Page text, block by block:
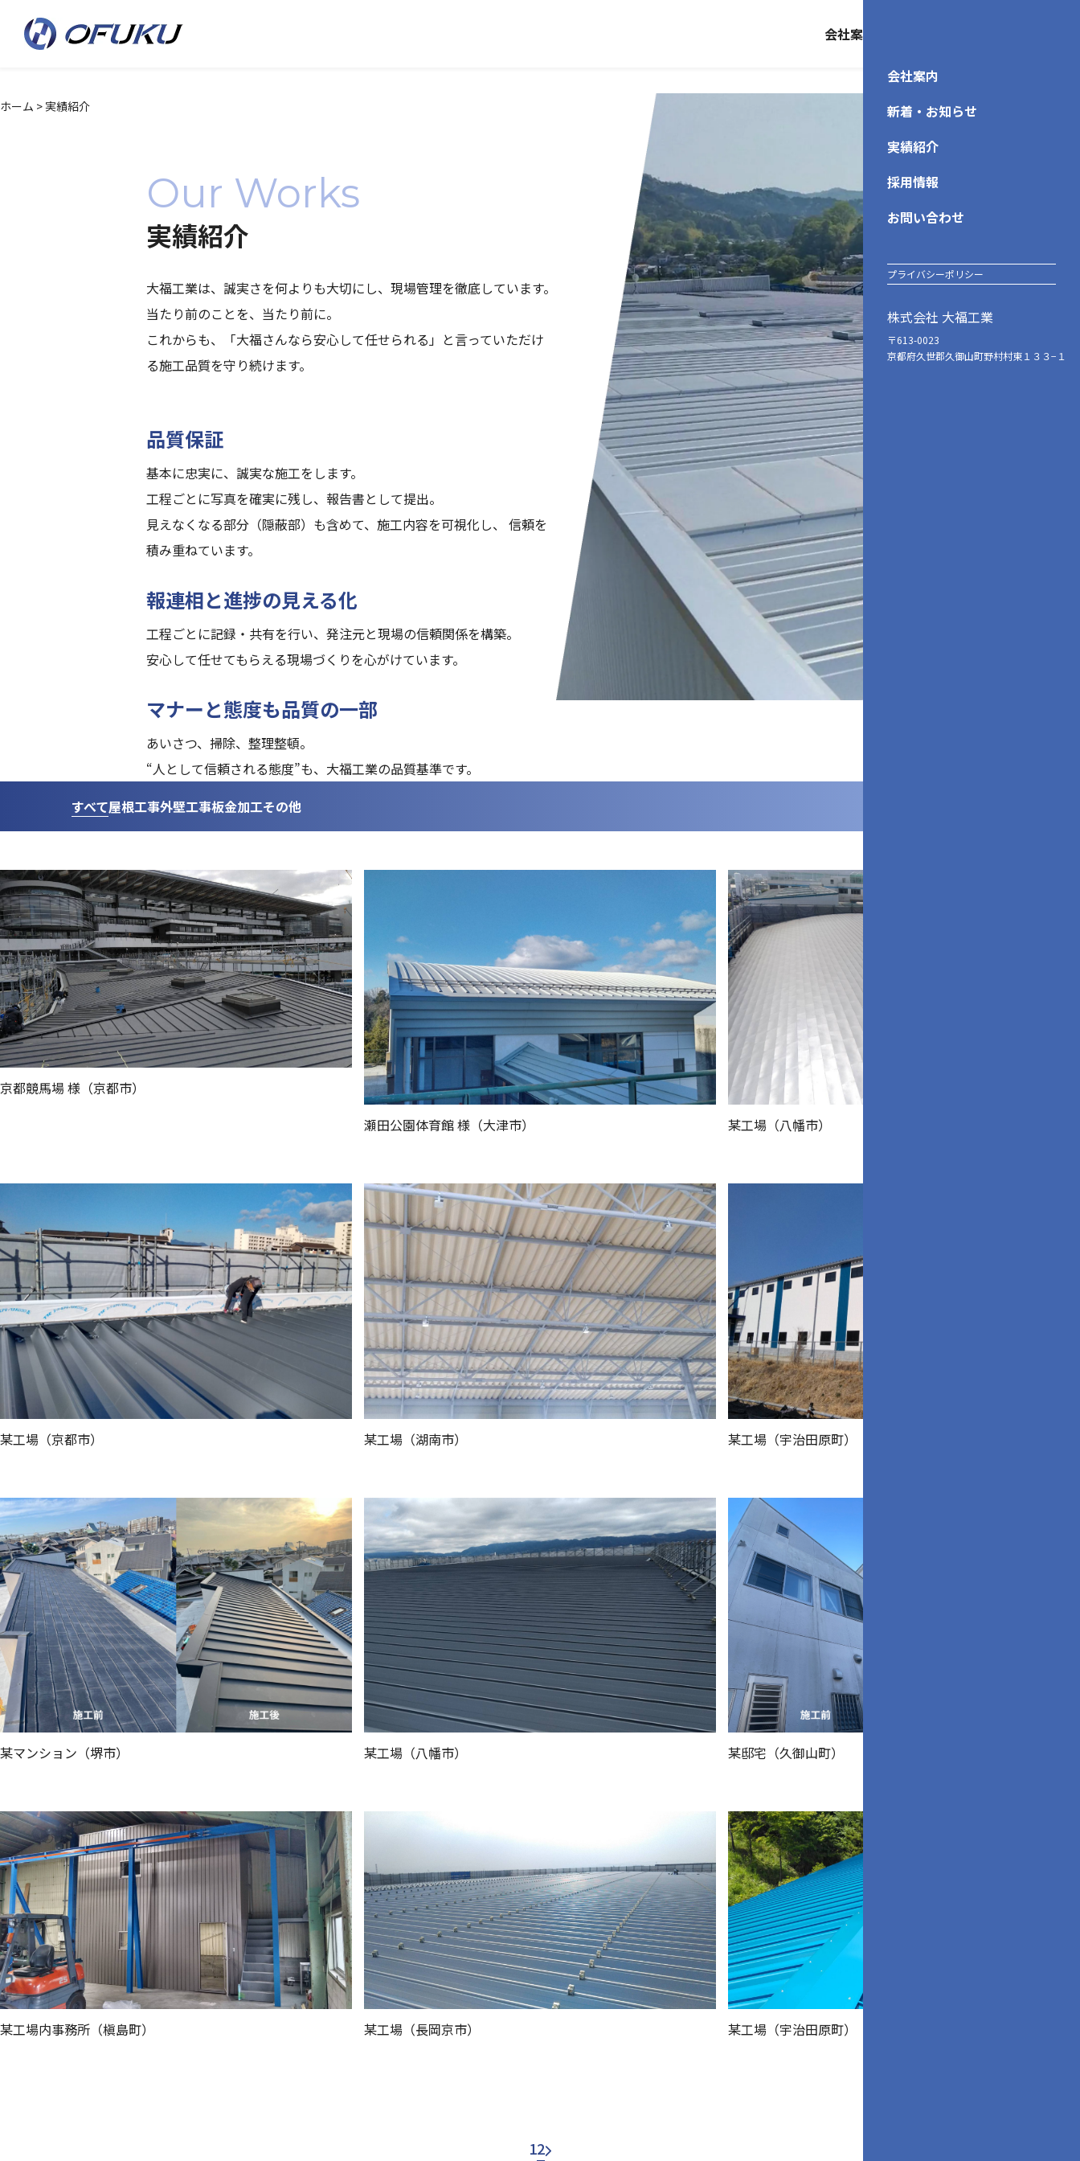
会社案内
会社案内
新着・お知らせ
実績紹介
採用情報
お問い合わせ
プライバシーポリシー
株式会社 大福工業
〒613-0023
京都府久世郡久御山町野村村東１３３−１
ホーム >実績紹介
Our Works
実績紹介
大福工業は、誠実さを何よりも大切にし、現場管理を徹底しています。
当たり前のことを、当たり前に。
これからも、「大福さんなら安心して任せられる」と言っていただけ
る施工品質を守り続けます。
品質保証
基本に忠実に、誠実な施工をします。
工程ごとに写真を確実に残し、報告書として提出。
見えなくなる部分（隠蔽部）も含めて、施工内容を可視化し、 信頼を
積み重ねています。
報連相と進捗の見える化
工程ごとに記録・共有を行い、発注元と現場の信頼関係を構築。
安心して任せてもらえる現場づくりを心がけています。
マナーと態度も品質の一部
あいさつ、掃除、整理整頓。
“人として信頼される態度”も、大福工業の品質基準です。
すべて屋根工事外壁工事板金加工その他
京都競馬場 様（京都市）
瀬田公園体育館 様（大津市）
某工場（八幡市）
某工場（京都市） 某工場（湖南市） 某工場（宇治田原町）
某マンション（堺市） 某工場（八幡市） 某邸宅（久御山町）
某工場内事務所（槇島町） 某工場（長岡京市） 某工場（宇治田原町）
12